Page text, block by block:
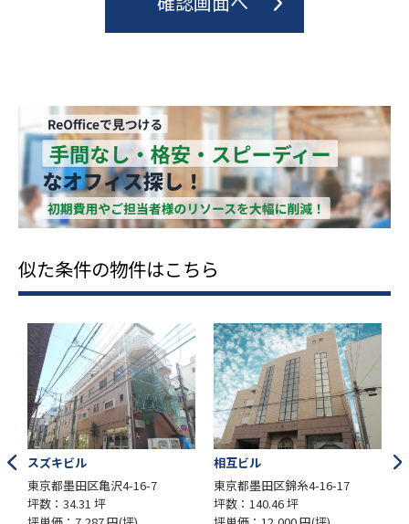
似た条件の物件はこちら
スズキビル
東京都墨田区亀沢4-16-7
坪数：34.31 坪
相互ビル
東京都墨田区錦糸4-16-17
坪数：140.46 坪